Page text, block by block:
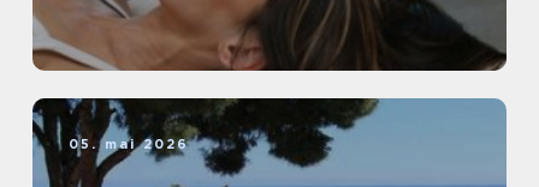
05. mai 2026